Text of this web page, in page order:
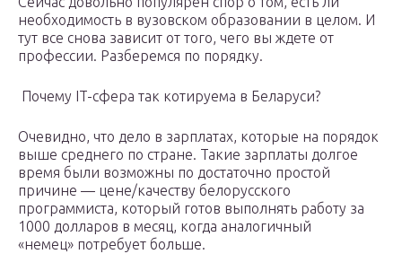
необходимость в вузовском образовании в целом. И
тут все снова зависит от того, чего вы ждете от
профессии. Разберемся по порядку.
Почему IT-сфера так котируема в Беларуси?
Очевидно, что дело в зарплатах, которые на порядок
выше среднего по стране. Такие зарплаты долгое
время были возможны по достаточно простой
причине — цене/качеству белорусского
программиста, который готов выполнять работу за
1000 долларов в месяц, когда аналогичный
«немец» потребует больше.